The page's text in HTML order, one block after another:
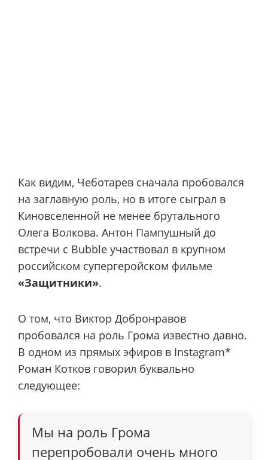
Как видим, Чеботарев сначала пробовался
на заглавную роль, но в итоге сыграл в
Киновселенной не менее брутального
Олега Волкова. Антон Пампушный до
встречи с Bubble участвовал в крупном
российском супергеройском фильме
«Защитники».
О том, что Виктор Добронравов
пробовался на роль Грома известно давно.
В одном из прямых эфиров в Instagram*
Роман Котков говорил буквально
следующее:
Мы на роль Грома
перепробовали очень много